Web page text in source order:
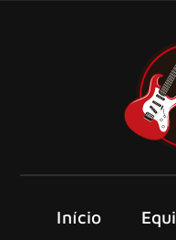
Início